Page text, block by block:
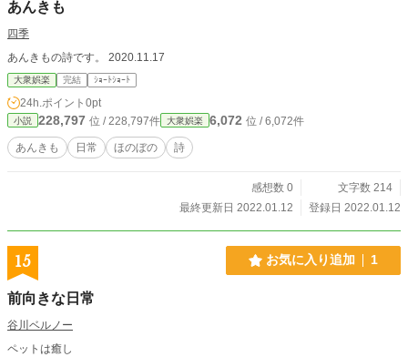
あんきも
四季
あんきもの詩です。 2020.11.17
大衆娯楽 完結 ｼｮｰﾄｼｮｰﾄ
24h.ポイント 0pt
小説 228,797 位 / 228,797件 大衆娯楽 6,072 位 / 6,072件
あんきも 日常 ほのぼの 詩
感想数 0
文字数 214
最終更新日 2022.01.12
登録日 2022.01.12
15 お気に入り追加 1
前向きな日常
谷川ベルノー
ペットは癒し